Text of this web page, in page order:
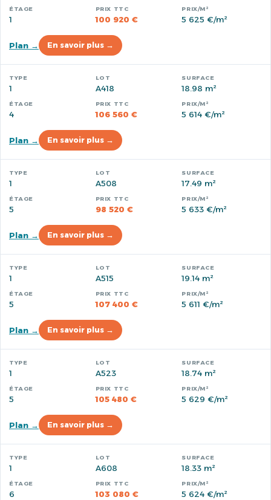
1 100 920 € 5 625 €/m²
Plan → En savoir plus →
1 A418 18.98 m²
4 106 560 € 5 614 €/m²
Plan → En savoir plus →
1 A508 17.49 m²
5 98 520 € 5 633 €/m²
Plan → En savoir plus →
1 A515 19.14 m²
5 107 400 € 5 611 €/m²
Plan → En savoir plus →
1 A523 18.74 m²
5 105 480 € 5 629 €/m²
Plan → En savoir plus →
1 A608 18.33 m²
6 103 080 € 5 624 €/m²